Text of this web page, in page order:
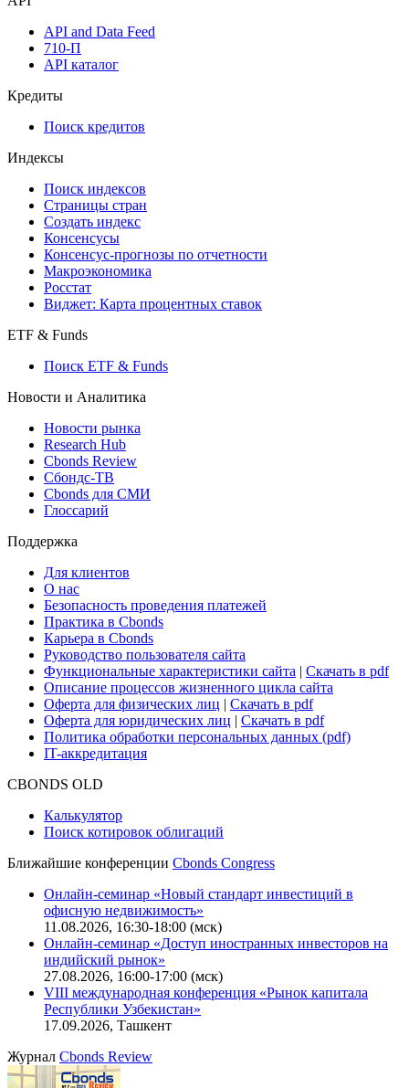
API and Data Feed
710-П
API каталог
Кредиты
Поиск кредитов
Индексы
Поиск индексов
Страницы стран
Создать индекс
Консенсусы
Консенсус-прогнозы по отчетности
Макроэкономика
Росстат
Виджет: Карта процентных ставок
ETF & Funds
Поиск ETF & Funds
Новости и Аналитика
Новости рынка
Research Hub
Cbonds Review
Сбондс-ТВ
Cbonds для СМИ
Глоссарий
Поддержка
Для клиентов
О нас
Безопасность проведения платежей
Практика в Cbonds
Карьера в Cbonds
Руководство пользователя сайта
Функциональные характеристики сайта | Скачать в pdf
Описание процессов жизненного цикла сайта
Оферта для физических лиц | Скачать в pdf
Оферта для юридических лиц | Скачать в pdf
Политика обработки персональных данных (pdf)
IT-аккредитация
CBONDS OLD
Калькулятор
Поиск котировок облигаций
Ближайшие конференции Cbonds Congress
Онлайн-семинар «Новый стандарт инвестиций в
офисную недвижимость»
11.08.2026, 16:30-18:00 (мск)
Онлайн-семинар «Доступ иностранных инвесторов на
индийский рынок»
27.08.2026, 16:00-17:00 (мск)
VIII международная конференция «Рынок капитала
Республики Узбекистан»
17.09.2026, Ташкент
Журнал Cbonds Review